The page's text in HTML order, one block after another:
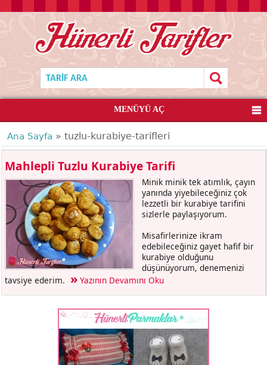
MENÜYÜ AÇ
Ana Sayfa » tuzlu-kurabiye-tarifleri
Mahlepli Tuzlu Kurabiye Tarifi
Minik minik tek atımlık, çayın
yanında yiyebileceğiniz çok
lezzetli bir kurabiye tarifini
sizlerle paylaşıyorum.
Misafirlerinize ikram
edebileceğiniz gayet hafif bir
kurabiye olduğunu
düşünüyorum, denemenizi
tavsiye ederim.
Yazının Devamını Oku